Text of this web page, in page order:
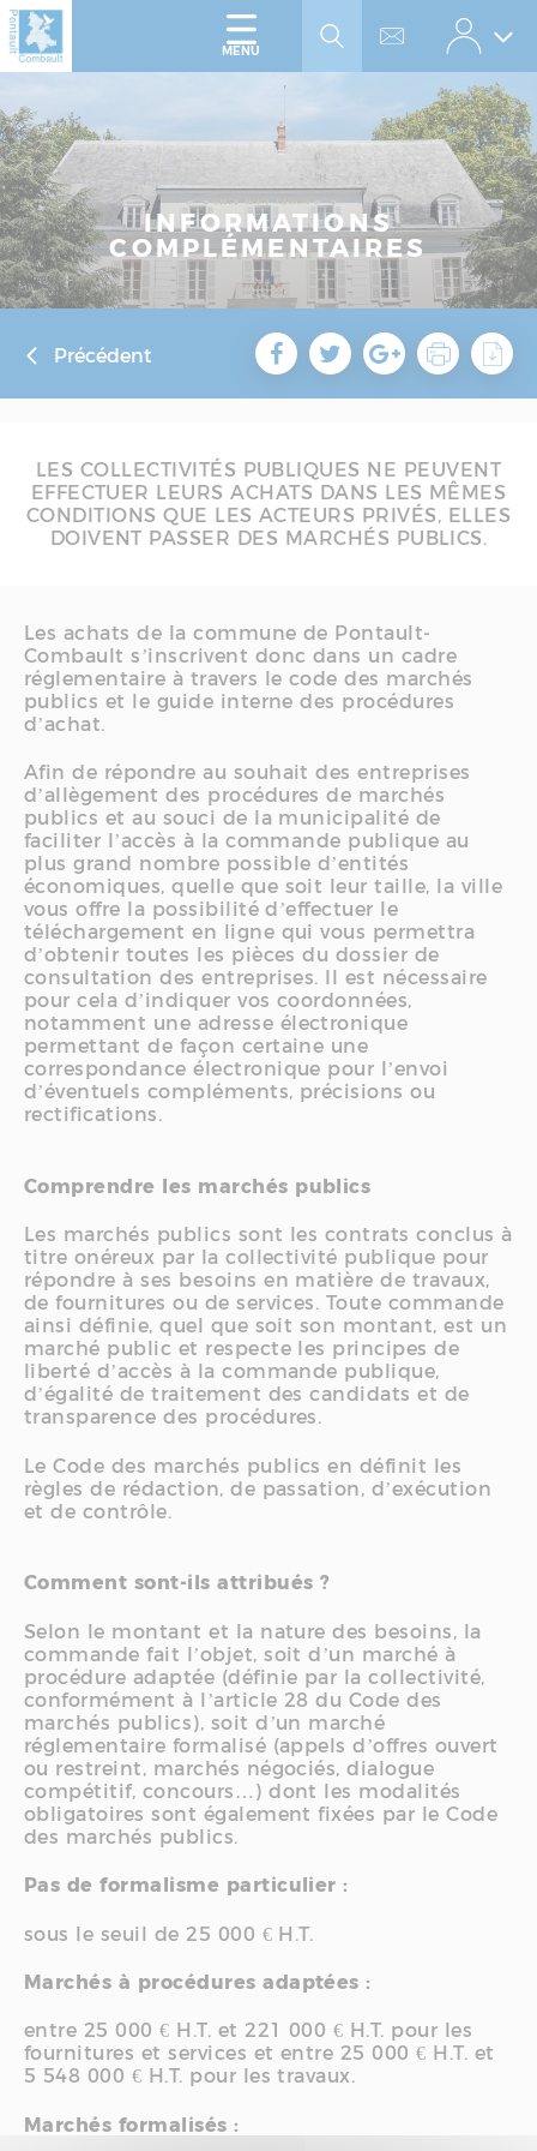
au
menu
Accéder
contenu
MENU
INFORMATIONS
COMPLÉMENTAIRES
Précédent
LES COLLECTIVITÉS PUBLIQUES NE PEUVENT
EFFECTUER LEURS ACHATS DANS LES MÊMES
CONDITIONS QUE LES ACTEURS PRIVÉS, ELLES
DOIVENT PASSER DES MARCHÉS PUBLICS.
Les achats de la commune de Pontault-
Combault s’inscrivent donc dans un cadre
réglementaire à travers le code des marchés
publics et le guide interne des procédures
d’achat.
Afin de répondre au souhait des entreprises
d’allègement des procédures de marchés
publics et au souci de la municipalité de
faciliter l’accès à la commande publique au
plus grand nombre possible d’entités
économiques, quelle que soit leur taille, la ville
vous offre la possibilité d’effectuer le
téléchargement en ligne qui vous permettra
d’obtenir toutes les pièces du dossier de
consultation des entreprises. Il est nécessaire
pour cela d’indiquer vos coordonnées,
notamment une adresse électronique
permettant de façon certaine une
correspondance électronique pour l’envoi
d’éventuels compléments, précisions ou
rectifications.
Comprendre les marchés publics
Les marchés publics sont les contrats conclus à
titre onéreux par la collectivité publique pour
répondre à ses besoins en matière de travaux,
de fournitures ou de services. Toute commande
ainsi définie, quel que soit son montant, est un
marché public et respecte les principes de
liberté d’accès à la commande publique,
d’égalité de traitement des candidats et de
transparence des procédures.
Le Code des marchés publics en définit les
règles de rédaction, de passation, d’exécution
et de contrôle.
Comment sont-ils attribués ?
Selon le montant et la nature des besoins, la
commande fait l’objet, soit d’un marché à
procédure adaptée (définie par la collectivité,
conformément à l’article 28 du Code des
marchés publics), soit d’un marché
réglementaire formalisé (appels d’offres ouvert
ou restreint, marchés négociés, dialogue
compétitif, concours…) dont les modalités
obligatoires sont également fixées par le Code
des marchés publics.
Pas de formalisme particulier :
sous le seuil de 25 000 € H.T.
Marchés à procédures adaptées :
entre 25 000 € H.T. et 221 000 € H.T. pour les
fournitures et services et entre 25 000 € H.T. et
5 548 000 € H.T. pour les travaux.
Marchés formalisés :
Panneau de gestion des cookies